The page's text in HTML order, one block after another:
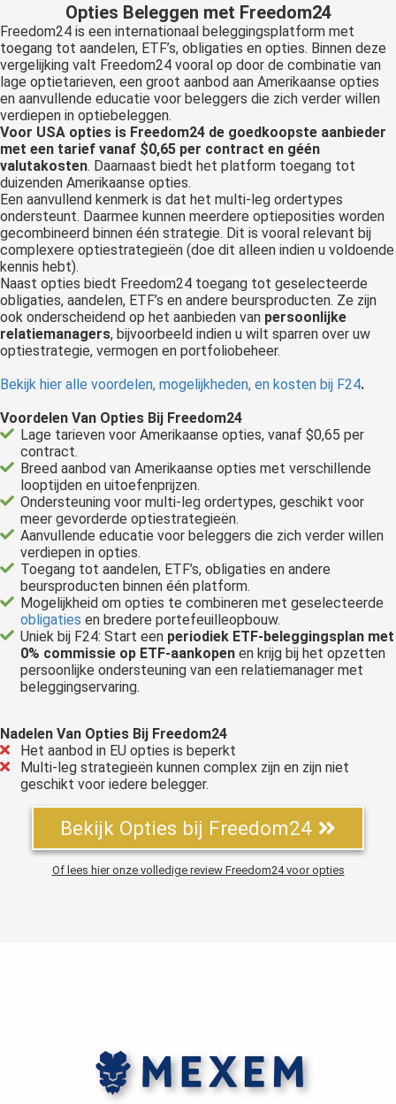
Opties Beleggen met Freedom24
Freedom24 is een internationaal beleggingsplatform met
toegang tot aandelen, ETF’s, obligaties en opties. Binnen deze
vergelijking valt Freedom24 vooral op door de combinatie van
lage optietarieven, een groot aanbod aan Amerikaanse opties
en aanvullende educatie voor beleggers die zich verder willen
verdiepen in optiebeleggen.
Voor USA opties is Freedom24 de goedkoopste aanbieder
met een tarief vanaf $0,65 per contract en géén
valutakosten. Daarnaast biedt het platform toegang tot
duizenden Amerikaanse opties.
Een aanvullend kenmerk is dat het multi-leg ordertypes
ondersteunt. Daarmee kunnen meerdere optieposities worden
gecombineerd binnen één strategie. Dit is vooral relevant bij
complexere optiestrategieën (doe dit alleen indien u voldoende
kennis hebt).
Naast opties biedt Freedom24 toegang tot geselecteerde
obligaties, aandelen, ETF’s en andere beursproducten. Ze zijn
ook onderscheidend op het aanbieden van persoonlijke
relatiemanagers, bijvoorbeeld indien u wilt sparren over uw
optiestrategie, vermogen en portfoliobeheer.
Bekijk hier alle voordelen, mogelijkheden, en kosten bij F24.
Voordelen Van Opties Bij Freedom24
Lage tarieven voor Amerikaanse opties, vanaf $0,65 per
contract.
Breed aanbod van Amerikaanse opties met verschillende
looptijden en uitoefenprijzen.
Ondersteuning voor multi-leg ordertypes, geschikt voor
meer gevorderde optiestrategieën.
Aanvullende educatie voor beleggers die zich verder willen
verdiepen in opties.
Toegang tot aandelen, ETF’s, obligaties en andere
beursproducten binnen één platform.
Mogelijkheid om opties te combineren met geselecteerde
obligatiesen bredere portefeuilleopbouw.
Uniek bij F24: Start een periodiek ETF-beleggingsplan met
0% commissie op ETF-aankopenen krijg bij het opzetten
persoonlijke ondersteuning van een relatiemanager met
beleggingservaring.
Nadelen Van Opties Bij Freedom24
Het aanbod in EU opties is beperkt
Multi-leg strategieën kunnen complex zijn en zijn niet
geschikt voor iedere belegger.
Bekijk Opties bij Freedom24
Of lees hier onze volledige review Freedom24 voor opties